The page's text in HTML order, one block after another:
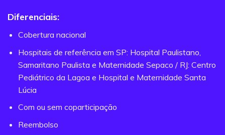
Diferenciais:
Cobertura nacional
Hospitais de referência em SP: Hospital Paulistano,
Samaritano Paulista e Maternidade Sepaco / RJ: Centro
Pediátrico da Lagoa e Hospital e Maternidade Santa
Lúcia
Com ou sem coparticipação
Reembolso